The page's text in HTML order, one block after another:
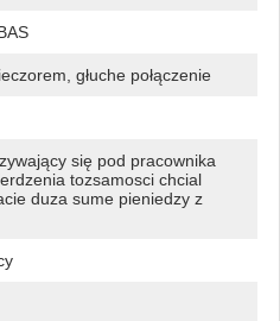
głuche połączenie
się pod pracownika
tozsamosci chcial
duza sume pieniedzy z